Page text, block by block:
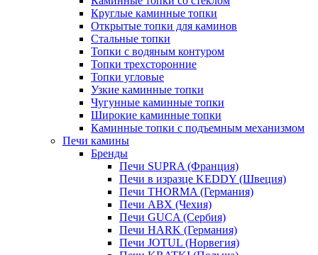
Круглые каминные топки
Открытые топки для каминов
Стальные топки
Топки с водяным контуром
Топки трехсторонние
Топки угловые
Узкие каминные топки
Чугунные каминные топки
Широкие каминные топки
Каминные топки с подъемным механизмом
Печи камины
Бренды
Печи SUPRA (Франция)
Печи в изразце KEDDY (Швеция)
Печи THORMA (Германия)
Печи ABX (Чехия)
Печи GUCA (Сербия)
Печи HARK (Германия)
Печи JOTUL (Норвегия)